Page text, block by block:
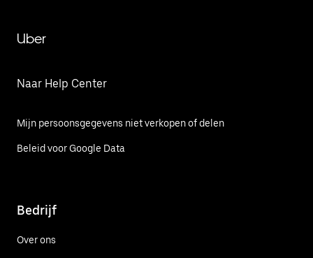
Uber
Naar Help Center
Mijn persoonsgegevens niet verkopen of delen
Beleid voor Google Data
Bedrijf
Over ons